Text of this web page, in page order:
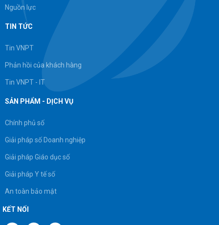
Nguồn lực
TIN TỨC
Tin VNPT
Phản hồi của khách hàng
Tin VNPT - IT
SẢN PHẨM - DỊCH VỤ
Chính phủ số
Giải pháp số Doanh nghiệp
Giải pháp Giáo dục số
Giải pháp Y tế số
An toàn bảo mật
KẾT NỐI